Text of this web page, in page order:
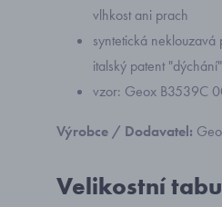
vlhkost ani prach
syntetická
italský patent
vzor: Geox B3539C
Výrobce / Dodavatel:
Velikostní